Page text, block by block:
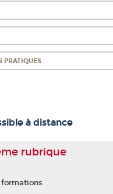
PRATIQUES
à distance
rubrique